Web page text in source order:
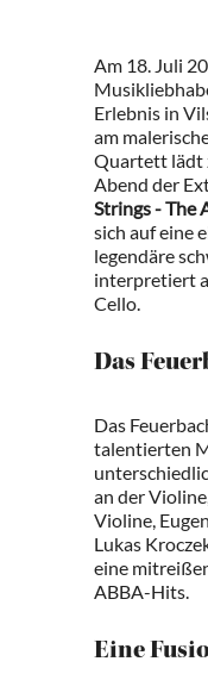
Am 18. Juli
Erlebnis in
am
Quartett lädt
Abend der
Strings - The
sich auf eine
legendäre
interpretiert
Cello.
Das
Das
talentierten
an der
Violine,
Lukas
eine
ABBA-Hits.
Eine